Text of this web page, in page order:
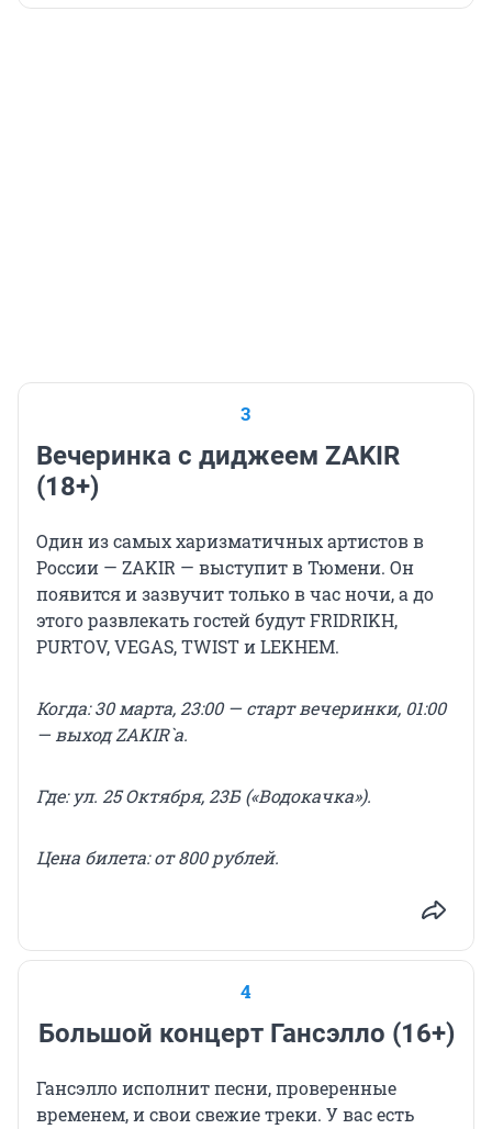
3
Вечеринка с диджеем ZAKIR
(18+)
Один из самых харизматичных артистов в
России — ZAKIR — выступит в Тюмени. Он
появится и зазвучит только в час ночи, а до
этого развлекать гостей будут FRIDRIKH,
PURTOV, VEGAS, TWIST и LEKHEM.
Когда: 30 марта, 23:00 — старт вечеринки, 01:00
— выход ZAKIR`а.
Где: ул. 25 Октября, 23Б («Водокачка»).
Цена билета: от 800 рублей.
4
Большой концерт Гансэлло (16+)
Гансэлло исполнит песни, проверенные
временем, и свои свежие треки. У вас есть